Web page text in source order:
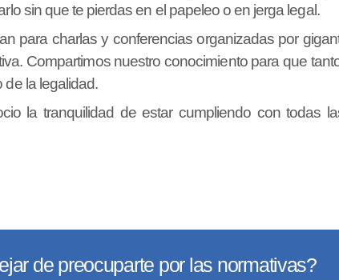
sin que te pierdas en el papeleo o en jerga legal.
para charlas y conferencias organizadas por
Compartimos nuestro conocimiento para que
la legalidad.
la tranquilidad de estar cumpliendo con todas
de preocuparte por las normativas?